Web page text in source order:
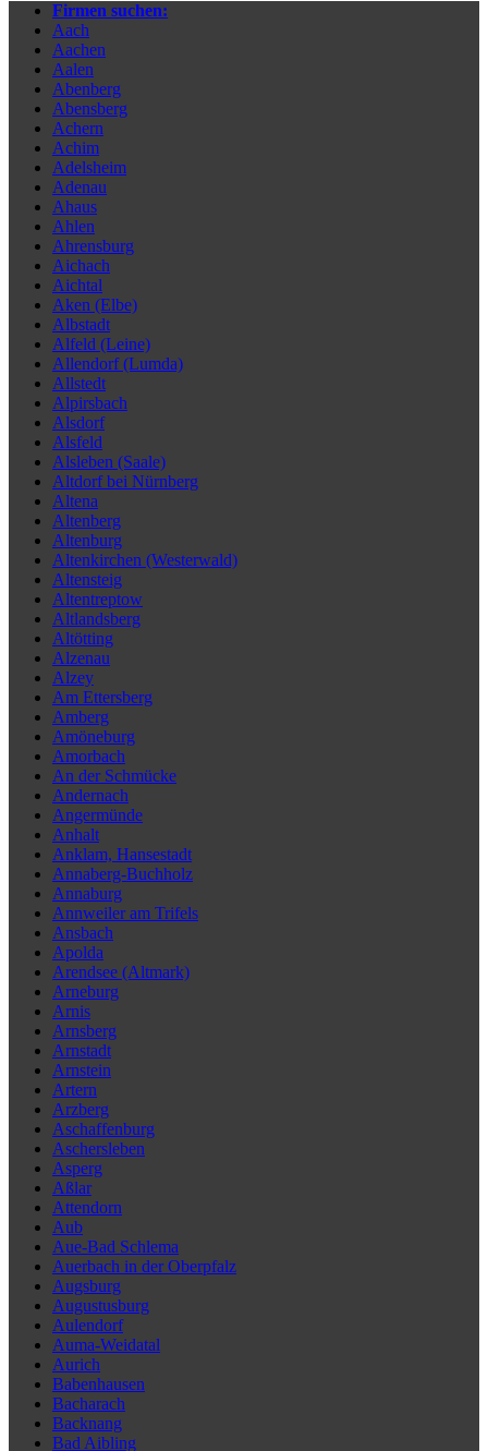
Firmen suchen:
Aach
Aachen
Aalen
Abenberg
Abensberg
Achern
Achim
Adelsheim
Adenau
Ahaus
Ahlen
Ahrensburg
Aichach
Aichtal
Aken (Elbe)
Albstadt
Alfeld (Leine)
Allendorf (Lumda)
Allstedt
Alpirsbach
Alsdorf
Alsfeld
Alsleben (Saale)
Altdorf bei Nürnberg
Altena
Altenberg
Altenburg
Altenkirchen (Westerwald)
Altensteig
Altentreptow
Altlandsberg
Altötting
Alzenau
Alzey
Am Ettersberg
Amberg
Amöneburg
Amorbach
An der Schmücke
Andernach
Angermünde
Anhalt
Anklam, Hansestadt
Annaberg-Buchholz
Annaburg
Annweiler am Trifels
Ansbach
Apolda
Arendsee (Altmark)
Arneburg
Arnis
Arnsberg
Arnstadt
Arnstein
Artern
Arzberg
Aschaffenburg
Aschersleben
Asperg
Aßlar
Attendorn
Aub
Aue-Bad Schlema
Auerbach in der Oberpfalz
Augsburg
Augustusburg
Aulendorf
Auma-Weidatal
Aurich
Babenhausen
Bacharach
Backnang
Bad Aibling